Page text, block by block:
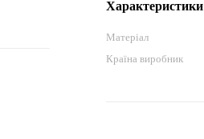
Характеристики
Матеріал
Країна виробник